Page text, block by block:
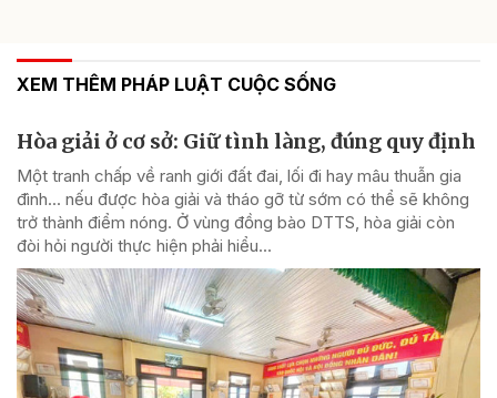
XEM THÊM PHÁP LUẬT CUỘC SỐNG
Hòa giải ở cơ sở: Giữ tình làng, đúng quy định
Một tranh chấp về ranh giới đất đai, lối đi hay mâu thuẫn gia
đình... nếu được hòa giải và tháo gỡ từ sớm có thể sẽ không
trở thành điểm nóng. Ở vùng đồng bào DTTS, hòa giải còn
đòi hỏi người thực hiện phải hiểu...